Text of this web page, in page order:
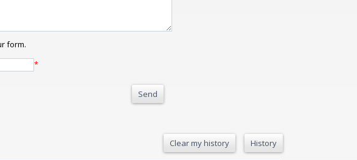
form.
*
Send
Clear my history History